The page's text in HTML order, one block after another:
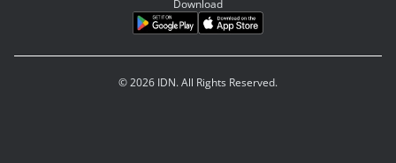
Download
© 2026 IDN. All Rights Reserved.